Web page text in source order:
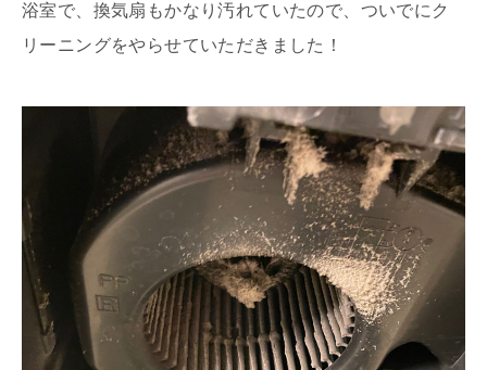
浴室で、換気扇もかなり汚れていたので、ついでにク
リーニングをやらせていただきました！